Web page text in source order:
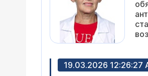
19.03.2026 12:26:27